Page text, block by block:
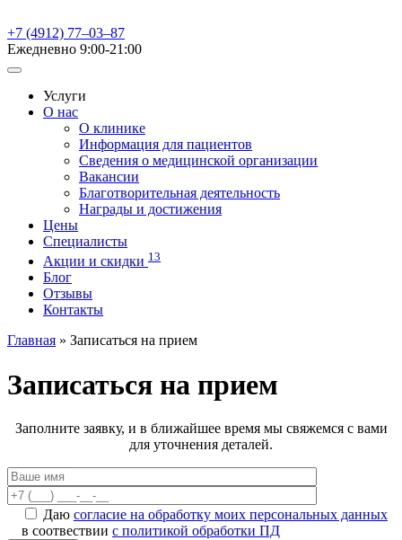
+7 (4912) 77‒03‒87
Ежедневно 9:00-21:00
Услуги
О нас
О клинике
Информация для пациентов
Сведения о медицинской организации
Вакансии
Благотворительная деятельность
Награды и достижения
Цены
Специалисты
Акции и скидки 13
Блог
Отзывы
Контакты
Главная » Записаться на прием
Записаться на прием
Заполните заявку, и в ближайшее время мы свяжемся с вами
для уточнения деталей.
Даю согласие на обработку моих персональных данных
в соотвествии с политикой обработки ПД